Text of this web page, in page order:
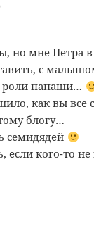
но мне Петра
с
роли папаши…
как вы все
блогу…
семидядей
если кого-то